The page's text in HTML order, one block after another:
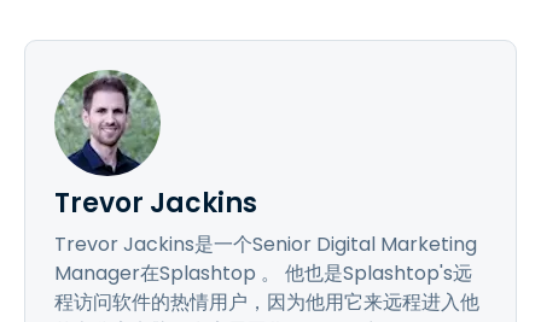
Trevor Jackins
Trevor Jackins是一个Senior Digital Marketing
Manager在Splashtop 。 他也是Splashtop's远
程访问软件的热情用户，因为他用它来远程进入他